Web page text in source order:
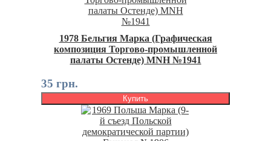
1978 Бельгия Марка (Графическая
композиция Торгово-промышленной
палаты Остенде) MNH №1941
35 грн.
Купить